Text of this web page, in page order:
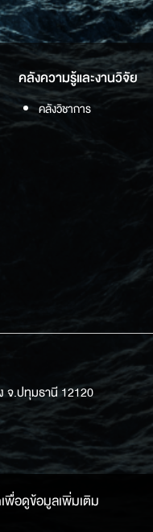
คลังความรู้และงานวิจัย
คลังวิชาการ
จ.ปทุมธานี 12120
พื่อดูข้อมูลเพิ่มเติม